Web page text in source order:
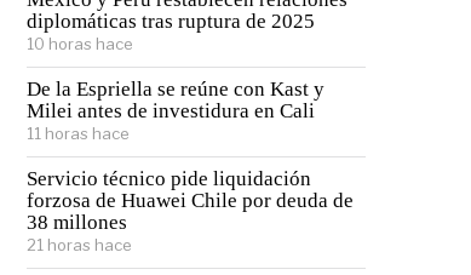
diplomáticas tras ruptura de 2025
10 horas hace
De la Espriella se reúne con Kast y
Milei antes de investidura en Cali
11 horas hace
Servicio técnico pide liquidación
forzosa de Huawei Chile por deuda de
38 millones
21 horas hace